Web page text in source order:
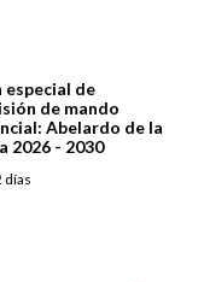
especial de
de mando
Abelardo de la
2026 - 2030
días